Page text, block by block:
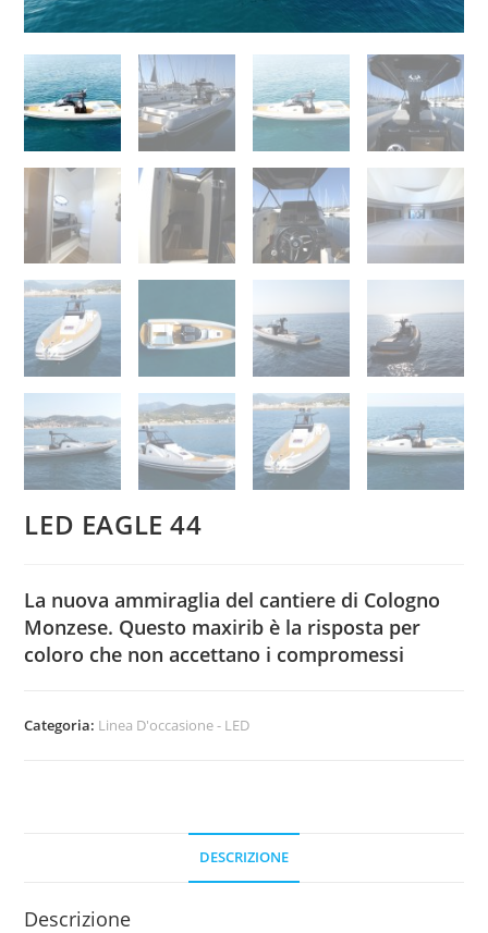
LED EAGLE 44
La nuova ammiraglia del cantiere di Cologno
Monzese. Questo maxirib è la risposta per
coloro che non accettano i compromessi
Categoria: Linea D'occasione - LED
DESCRIZIONE
Descrizione